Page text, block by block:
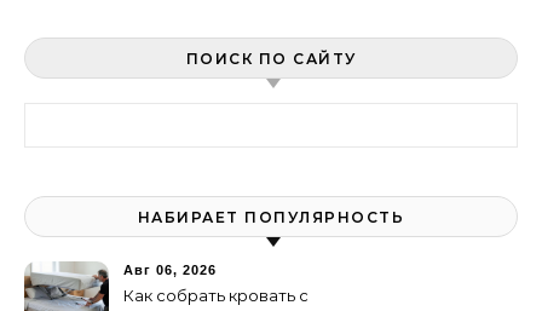
ПОИСК ПО САЙТУ
НАБИРАЕТ ПОПУЛЯРНОСТЬ
Авг 06, 2026
Как собрать кровать с